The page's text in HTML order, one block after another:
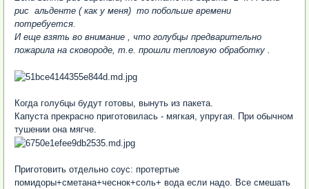
рис альденте ( как у меня) то побольше времени
потребуется.
И еще взять во внимание , что голубцы предварительно
пожарила на сковороде, т.е. прошли тепловую обработку .
Когда голубцы будут готовы, вынуть из пакета.
Капуста прекрасно приготовилась - мягкая, упругая. При обычном
тушении она мягче.
Приготовить отдельно соус: протертые
помидоры+сметана+чеснок+соль+ вода если надо. Все смешать